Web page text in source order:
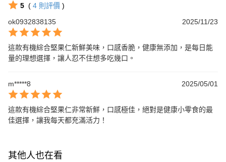
5 ( 4 則評價 )
ok0932838135
2025/11/23
這款有機綜合堅果仁新鮮美味，口感香脆，健康無添加，是每日能
量的理想選擇，讓人忍不住想多吃幾口。
m*****8 2025/05/01
這款有機綜合堅果仁非常新鮮，口感極佳，絕對是健康小零食的最
佳選擇，讓我每天都充滿活力！
其他人也在看